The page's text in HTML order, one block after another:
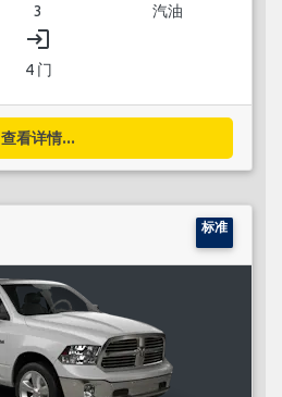
3 汽油
login
4 门
查看详情...
标准